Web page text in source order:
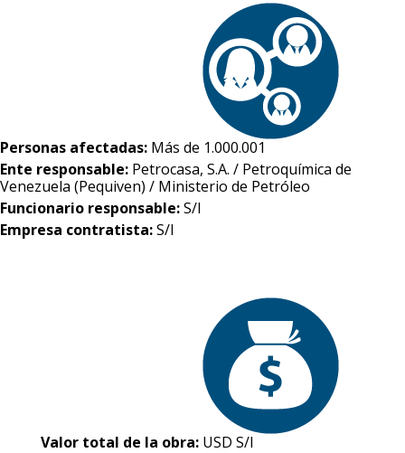
Personas afectadas: Más de 1.000.001
Ente responsable: Petrocasa, S.A. / Petroquímica de
Venezuela (Pequiven) / Ministerio de Petróleo
Funcionario responsable:S/I
Empresa contratista:S/I
Valor total de la obra: USD S/I